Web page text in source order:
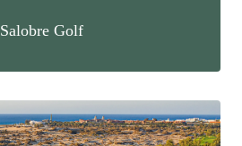
Salobre Golf